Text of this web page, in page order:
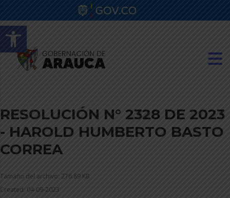
Abrir barra de herramientas
RESOLUCIÓN N° 2328 DE 2023
- HAROLD HUMBERTO BASTO
CORREA
Tamaño del archivo: 276.89 KB
Created: 04-09-2023